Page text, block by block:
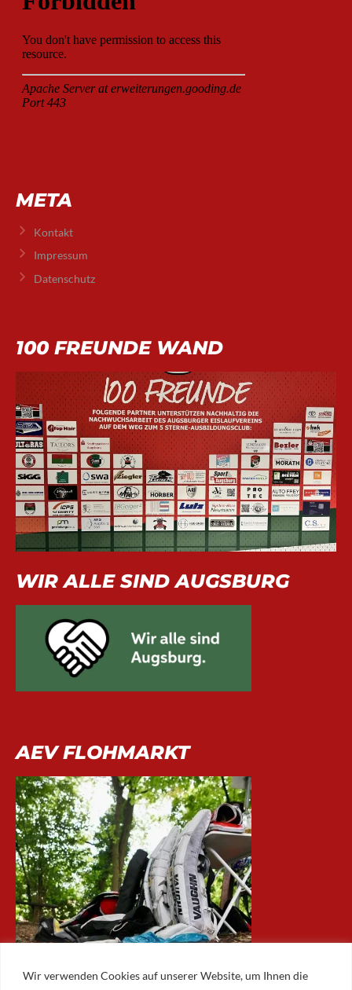
Wir verwenden Cookies auf unserer Website, um Ihnen die
META
Kontakt
Impressum
Datenschutz
100 FREUNDE WAND
WIR ALLE SIND AUGSBURG
AEV FLOHMARKT